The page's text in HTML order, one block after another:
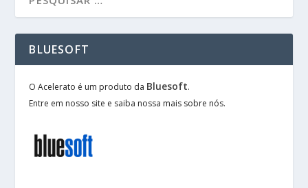
BLUESOFT
O Acelerato é um produto da Bluesoft.
Entre em nosso site e saiba nossa mais sobre nós.